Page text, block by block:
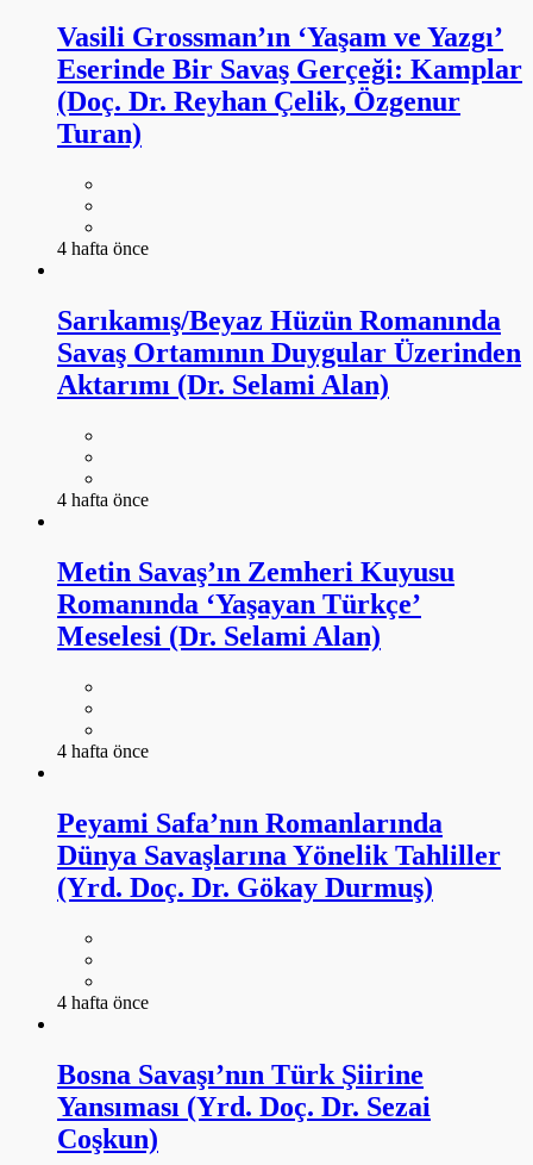
Vasili Grossman’ın ‘Yaşam ve Yazgı’
Eserinde Bir Savaş Gerçeği: Kamplar
(Doç. Dr. Reyhan Çelik, Özgenur
Turan)
4 hafta önce
Sarıkamış/Beyaz Hüzün Romanında
Savaş Ortamının Duygular Üzerinden
Aktarımı (Dr. Selami Alan)
4 hafta önce
Metin Savaş’ın Zemheri Kuyusu
Romanında ‘Yaşayan Türkçe’
Meselesi (Dr. Selami Alan)
4 hafta önce
Peyami Safa’nın Romanlarında
Dünya Savaşlarına Yönelik Tahliller
(Yrd. Doç. Dr. Gökay Durmuş)
4 hafta önce
Bosna Savaşı’nın Türk Şiirine
Yansıması (Yrd. Doç. Dr. Sezai
Coşkun)